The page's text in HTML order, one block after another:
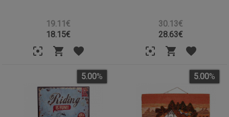
19.11€
18.15€
30.13€
28.63€
5.00% 5.00%